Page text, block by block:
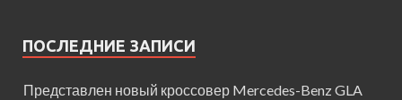
ПОСЛЕДНИЕ ЗАПИСИ
Представлен новый кроссовер Mercedes-Benz GLA